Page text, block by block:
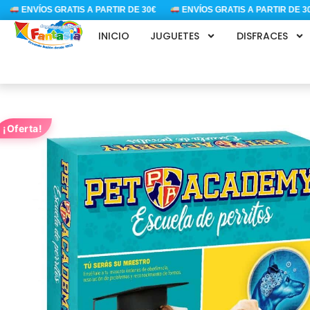
contenido
ENVÍOS GRATIS A PARTIR DE 30€ ENVÍOS GRATIS A PARTIR DE 30€
INICIO JUGUETES DISFRACES
¡Oferta!